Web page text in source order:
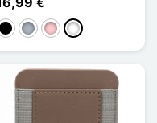
PretoCinzento
RosaBleu Nuit